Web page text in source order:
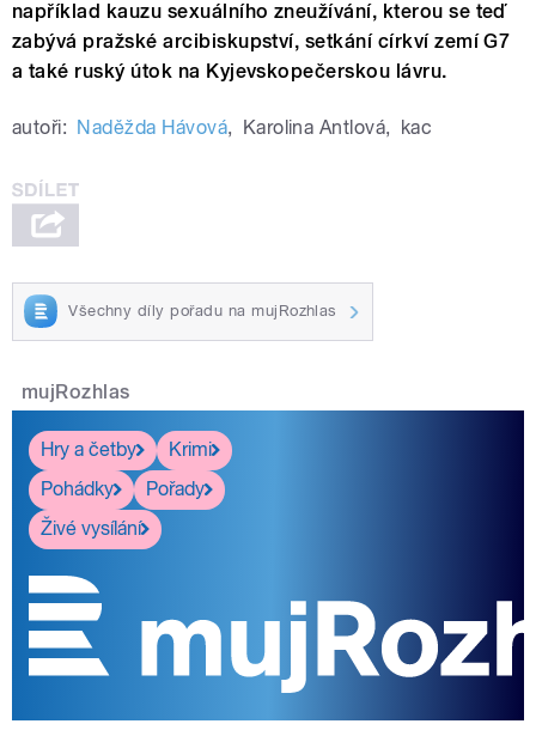
například kauzu sexuálního zneužívání, kterou se teď
zabývá pražské arcibiskupství, setkání církví zemí G7
a také ruský útok na Kyjevskopečerskou lávru.
autoři: Naděžda Hávová, Karolina Antlová, kac
Všechny díly pořadu na mujRozhlas
mujRozhlas
Hry a četby
Krimi
Pohádky
Pořady
Živé vysílání